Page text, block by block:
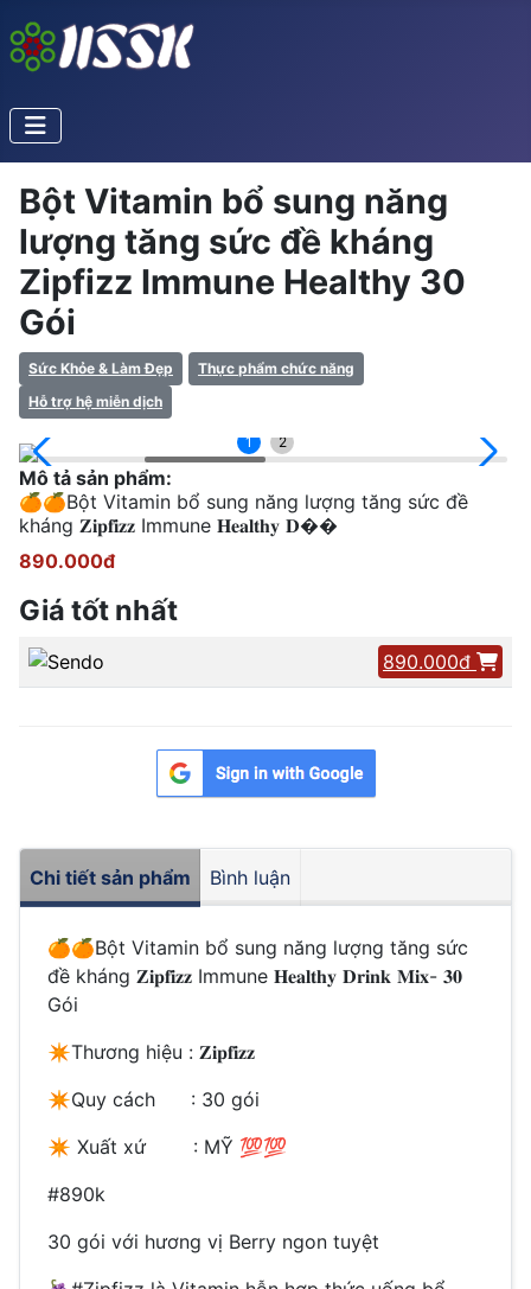
Bột Vitamin bổ sung năng
lượng tăng sức đề kháng
Zipfizz Immune Healthy 30
Gói
Sức Khỏe & Làm Đẹp
Thực phẩm chức năng
Hỗ trợ hệ miễn dịch
1 2
Mô tả sản phẩm:
🍊🍊Bột Vitamin bổ sung năng lượng tăng sức đề
kháng 𝐙𝐢𝐩𝐟𝐢𝐳𝐳 Immune 𝐇𝐞𝐚𝐥𝐭𝐡𝐲 𝐃��
890.000đ
Giá tốt nhất
890.000đ
Chi tiết sản phẩm Bình luận
🍊🍊Bột Vitamin bổ sung năng lượng tăng sức
đề kháng 𝐙𝐢𝐩𝐟𝐢𝐳𝐳 Immune 𝐇𝐞𝐚𝐥𝐭𝐡𝐲 𝐃𝐫𝐢𝐧𝐤 𝐌𝐢𝐱- 𝟑𝟎
Gói
✴️Thương hiệu : 𝐙𝐢𝐩𝐟𝐢𝐳𝐳
✴️Quy cách : 30 gói
✴️ Xuất xứ : MỸ 💯💯
#890k
30 gói với hương vị Berry ngon tuyệt